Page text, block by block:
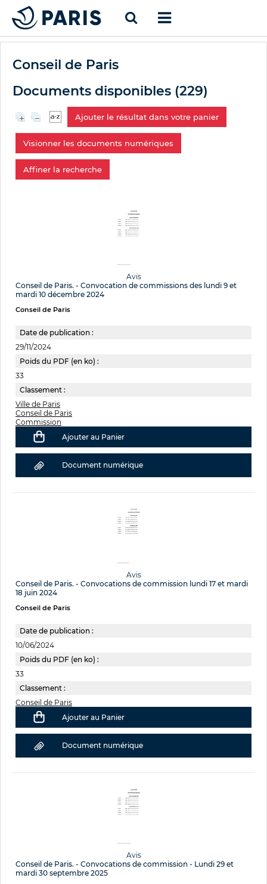
Conseil de Paris
Documents disponibles (229)
Ajouter le résultat dans votre panier
Visionner les documents numériques
Affiner la recherche
Avis
Conseil de Paris. - Convocation de commissions des lundi 9 et
mardi 10 décembre 2024
Conseil de Paris
Date de publication :
29/11/2024
Poids du PDF (en ko) :
33
Classement :
Ville de Paris
Conseil de Paris
Commission
Ajouter au Panier
Document numérique
Avis
Conseil de Paris. - Convocations de commission lundi 17 et mardi
18 juin 2024
Conseil de Paris
Date de publication :
10/06/2024
Poids du PDF (en ko) :
33
Classement :
Conseil de Paris
Ajouter au Panier
Document numérique
Avis
Conseil de Paris. - Convocations de commission - Lundi 29 et
mardi 30 septembre 2025